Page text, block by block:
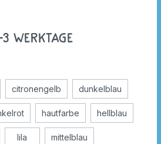
Werktage
citronengelb dunkelblau
hautfarbe hellblau
lila mittelblau